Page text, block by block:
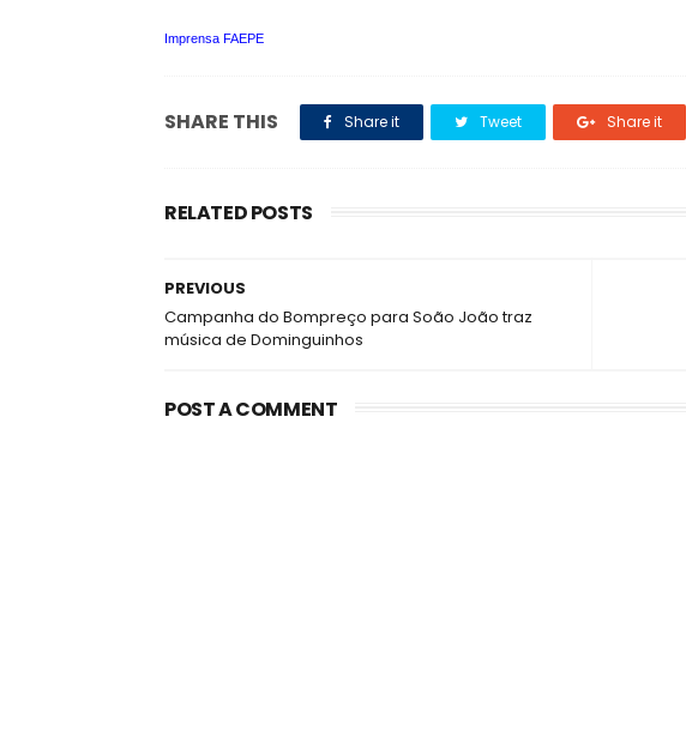
Imprensa FAEPE
SHARE THIS Share it Tweet Share it
RELATED POSTS
PREVIOUS
Campanha do Bompreço para Soão João traz
música de Dominguinhos
POST A COMMENT